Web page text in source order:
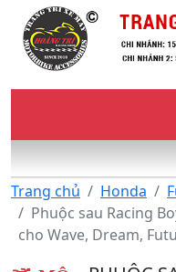
Trang chủ Honda
Phuộc sau Racing
cho Wave, Dream,